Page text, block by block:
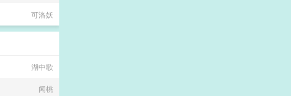
可洛妖
湖中歌
闻桃